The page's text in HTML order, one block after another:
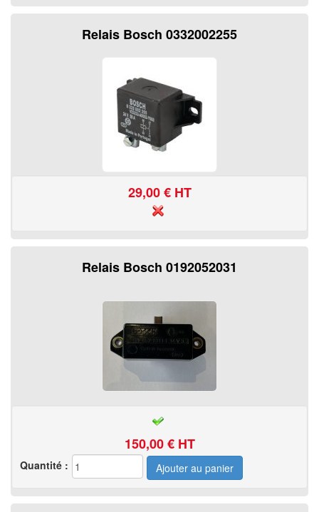
Relais Bosch 0332002255
29,00€ HT
Relais Bosch 0192052031
150,00€ HT
Quantité :